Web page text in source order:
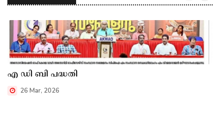
എ ഡി ബി പദ്ധതി
26 Mar, 2026